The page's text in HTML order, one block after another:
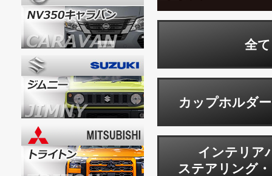
全て
カップホルダ
インテリア
ステアリング